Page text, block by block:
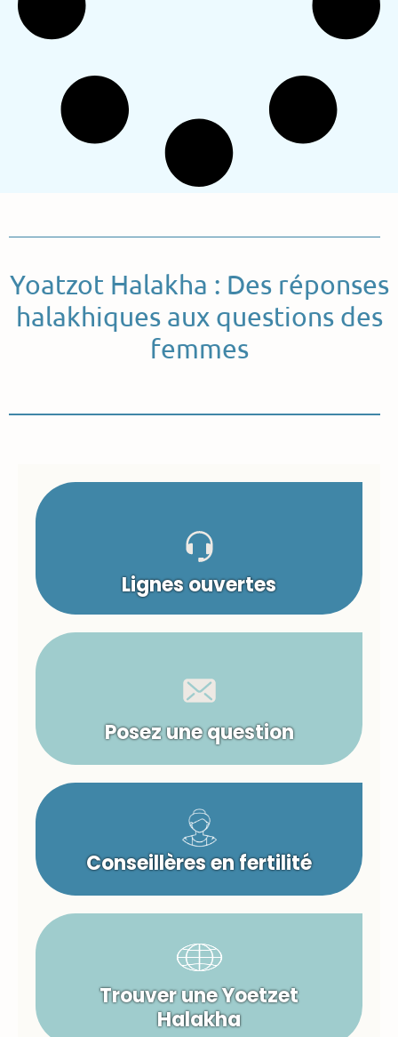
Yoatzot Halakha : Des réponses
halakhiques aux questions des
femmes
Lignes ouvertes
Posez une question
Conseillères en fertilité
Trouver une Yoetzet
Halakha